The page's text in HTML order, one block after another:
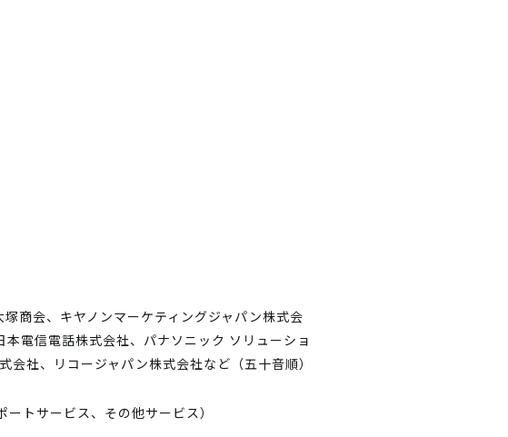
商会、キヤノンマーケティングジャパン株式会
電信電話株式会社、パナソニック ソリューショ
社、リコージャパン株式会社など（五十音順）
トサービス、その他サービス）